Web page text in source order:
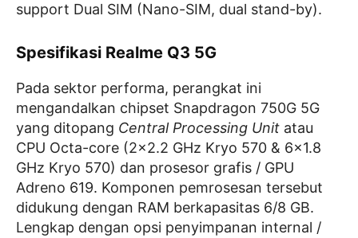
support Dual SIM (Nano-SIM, dual stand-by).
Spesifikasi Realme Q3 5G
Pada sektor performa, perangkat ini
mengandalkan chipset Snapdragon 750G 5G
yang ditopang Central Processing Unit atau
CPU Octa-core (2×2.2 GHz Kryo 570 & 6×1.8
GHz Kryo 570) dan prosesor grafis / GPU
Adreno 619. Komponen pemrosesan tersebut
didukung dengan RAM berkapasitas 6/8 GB.
Lengkap dengan opsi penyimpanan internal /